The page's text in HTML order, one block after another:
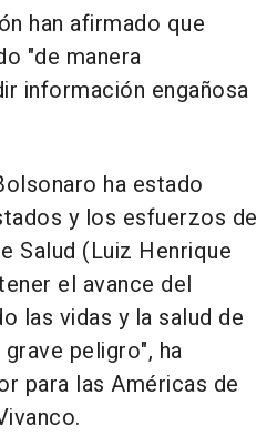
han afirmado que
"de manera
información engañosa
ha estado
y los esfuerzos de
Salud (Luiz Henrique
el avance del
las vidas y la salud de
peligro", ha
para las Américas de